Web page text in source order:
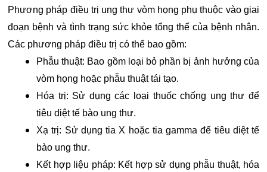
Phương pháp điều trị ung thư vòm họng phụ thuộc vào giai
đoạn bệnh và tình trạng sức khỏe tổng thể của bệnh nhân.
Các phương pháp điều trị có thể bao gồm:
Phẫu thuật: Bao gồm loại bỏ phần bị ảnh hưởng của
vòm họng hoặc phẫu thuật tái tạo.
Hóa trị: Sử dụng các loại thuốc chống ung thư để
tiêu diệt tế bào ung thư.
Xạ trị: Sử dụng tia X hoặc tia gamma để tiêu diệt tế
bào ung thư.
Kết hợp liệu pháp: Kết hợp sử dụng phẫu thuật, hóa